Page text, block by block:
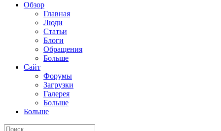
Обзор
Главная
Люди
Статьи
Блоги
Обращения
Больше
Сайт
Форумы
Загрузки
Галерея
Больше
Больше